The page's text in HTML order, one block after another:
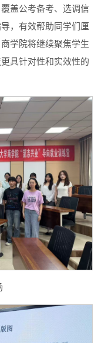
盖公考备考、选调信
，有效帮助同学们厘
学院将继续聚焦学生
具针对性和实效性的